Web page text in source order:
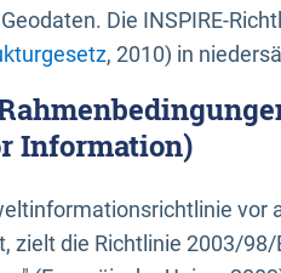
Die INSPIRE-
, 2010) in
Information)
vor
zielt die Richtlinie 2003/